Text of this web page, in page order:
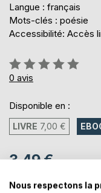
Langue : français
Mots-clés : poésie
Accessibilité: Accès
Évaluation:
0%
0 avis
Disponible en :
LIVRE 7,00 €
3,49 €
Téléchargement
Nous respectons la